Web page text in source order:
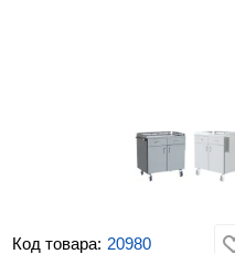
Код товара: 20980